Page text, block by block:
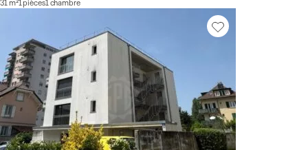
31 m²1 pièces1 chambre